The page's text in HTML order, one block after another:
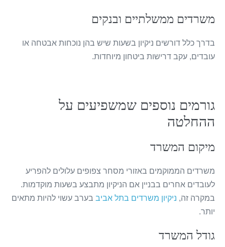
משרדים ממשלתיים ובנקים
בדרך כלל דורשים ניקיון בשעות שיש בהן נוכחות אבטחה או
עובדים, עקב דרישות ביטחון מיוחדות.
גורמים נוספים שמשפיעים על
ההחלטה
מיקום המשרד
משרדים הממוקמים באזורי מסחר צפופים עלולים להפריע
לעובדים אחרים בבניין אם הניקיון מתבצע בשעות מוקדמות.
במקרה זה, ניקיון משרדים בתל אביבבערב עשוי להיות מתאים
יותר.
גודל המשרד